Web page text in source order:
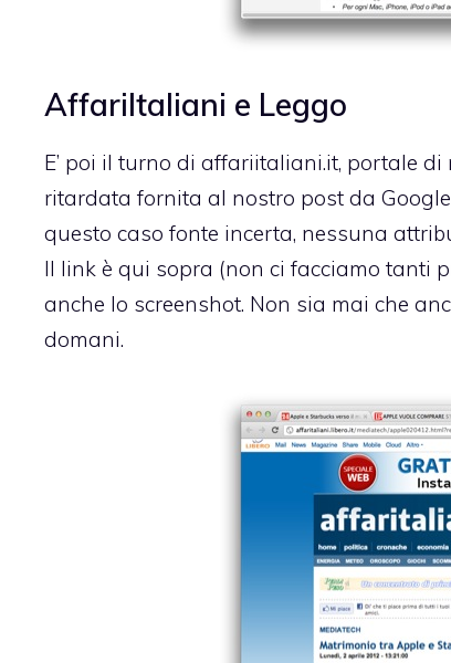
AffariItaliani e Leggo
E’ poi il turno di affariitaliani.it, portale di
ritardata fornita al nostro post da
questo caso fonte incerta, nessuna
Il link è qui sopra (non ci facciamo tanti
anche lo screenshot. Non sia mai che
domani.